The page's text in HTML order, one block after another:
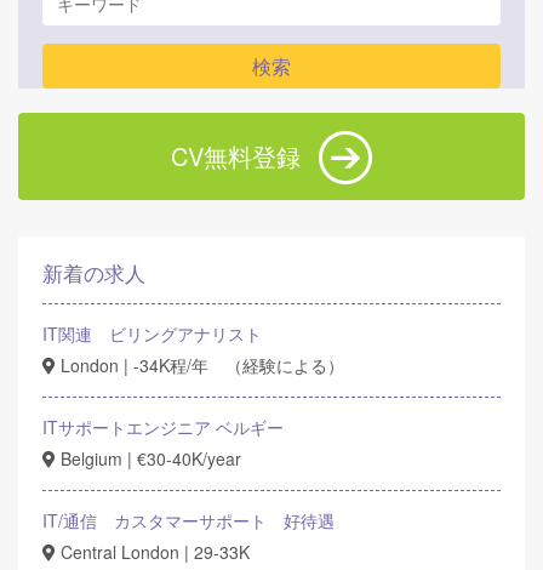
CV無料登録
新着の求人
IT関連 ビリングアナリスト
London | -34K程/年 （経験による）
ITサポートエンジニア ベルギー
Belgium | €30-40K/year
IT/通信 カスタマーサポート 好待遇
Central London | 29-33K